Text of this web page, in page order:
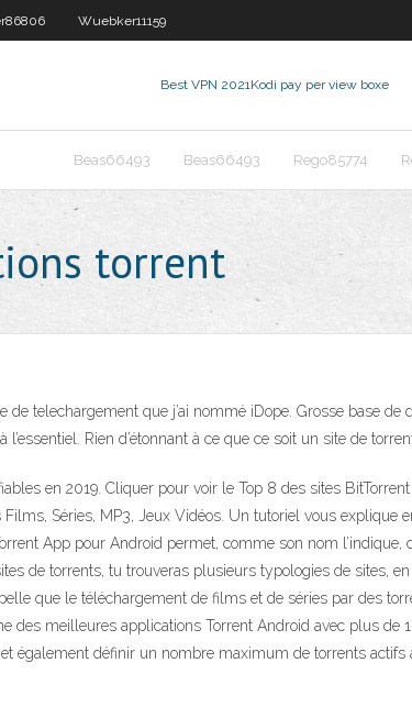
Wuebker11159
Best VPN 2021Kodi pay per view boxe
Beas66493 Beas66493 Rego85774
torrent
telechargement que j’ai nommé iDope. Grosse base
Rien d’étonnant à ce que ce soit un site de
en 2019. Cliquer pour voir le Top 8 des sites
Séries, MP3, Jeux Vidéos. Un tutoriel vous
App pour Android permet, comme son nom
de torrents, tu trouveras plusieurs typologies de sites,
que le téléchargement de films et de séries par des
des meilleures applications Torrent Android avec plus
également définir un nombre maximum de torrents